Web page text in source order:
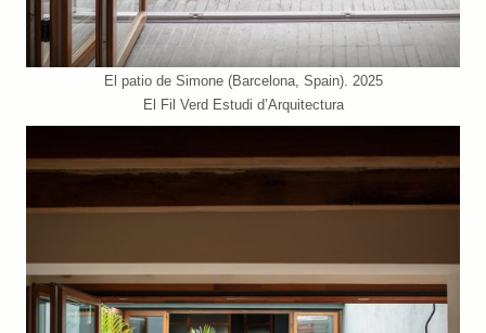
El patio de Simone (Barcelona, Spain). 2025
El Fil Verd Estudi d’Arquitectura